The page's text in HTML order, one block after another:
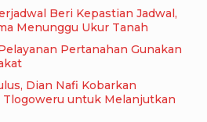
Beri Kepastian Jadwal,
Menunggu Ukur Tanah
Pertanahan Gunakan
Dian Nafi Kobarkan
Tlogoweru untuk Melanjutkan